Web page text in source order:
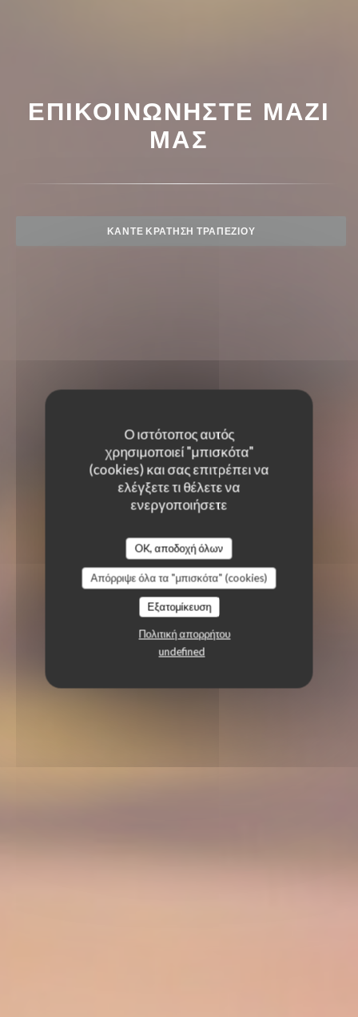
Ο ιστότοπος αυτός
χρησιμοποιεί "μπισκότα"
(cookies) και σας επιτρέπει να
ελέγξετε τι θέλετε να
ενεργοποιήσετε
OK, αποδοχή όλων
Απόρριψε όλα τα "μπισκότα" (cookies)
Εξατομίκευση
Πολιτική απορρήτου
undefined
ΕΠΙΚΟΙΝΩΝΉΣΤΕ ΜΑΖΊ
ΜΑΣ
ΚΆΝΤΕ ΚΡΆΤΗΣΗ ΤΡΑΠΕΖΙΟΎ